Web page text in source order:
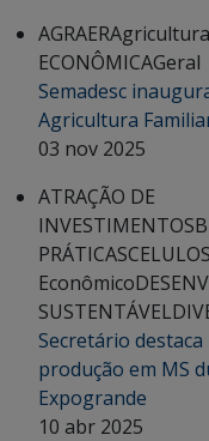
AGRAER
ECONÔMICAGeral
Semadesc
Agricultura
03 nov 2025
ATRAÇÃO DE
INVESTIMENTOS
PRÁTICAS
Econômico
SUSTENTÁVEL
Secretário
produção em MS
Expogrande
10 abr 2025